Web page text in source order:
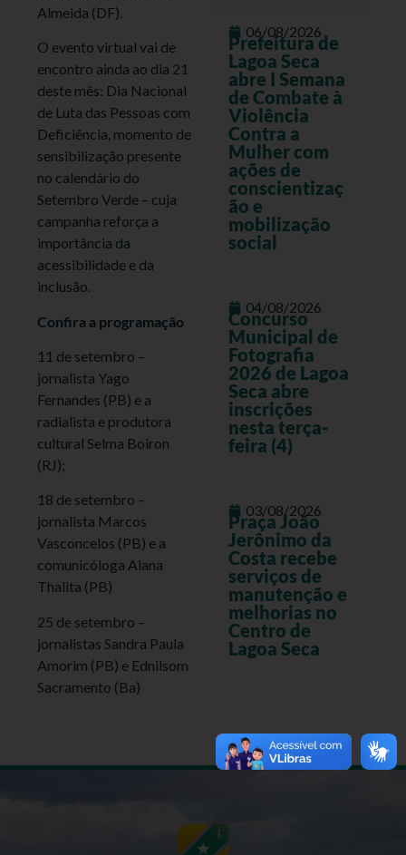
Almeida (DF).
O evento virtual vai de
encontro ainda ao dia 21
deste mês: Dia Nacional
de Luta das Pessoas com
Deficiência, momento de
sensibilização presente
no calendário do
Setembro Verde – cuja
campanha reforça a
importância da
acessibilidade e da
inclusão.
Confira a programação
11 de setembro –
jornalista Yago
Fernandes (PB) e a
radialista e produtora
cultural Selma Boiron
(RJ);
18 de setembro –
jornalista Marcos
Vasconcelos (PB) e a
comunicóloga Alana
Thalita (PB)
25 de setembro –
jornalistas Sandra Paula
Amorim (PB) e Ednilsom
Sacramento (Ba)
06/08/2026
Prefeitura de
Lagoa Seca
abre I Semana
de Combate à
Violência
Contra a
Mulher com
ações de
conscientizaç
ão e
mobilização
social
04/08/2026
Concurso
Municipal de
Fotografia
2026 de Lagoa
Seca abre
inscrições
nesta terça-
feira (4)
03/08/2026
Praça João
Jerônimo da
Costa recebe
serviços de
manutenção e
melhorias no
Centro de
Lagoa Seca